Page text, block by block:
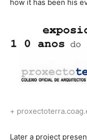
how it has been his
+
Later a project